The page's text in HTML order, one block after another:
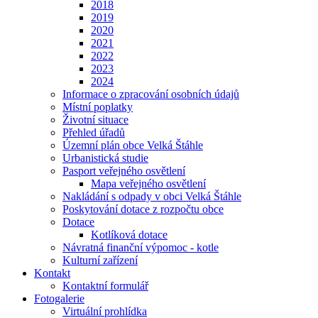
2018
2019
2020
2021
2022
2023
2024
Informace o zpracování osobních údajů
Místní poplatky
Životní situace
Přehled úřadů
Územní plán obce Velká Štáhle
Urbanistická studie
Pasport veřejného osvětlení
Mapa veřejného osvětlení
Nakládání s odpady v obci Velká Štáhle
Poskytování dotace z rozpočtu obce
Dotace
Kotlíková dotace
Návratná finanční výpomoc - kotle
Kulturní zařízení
Kontakt
Kontaktní formulář
Fotogalerie
Virtuální prohlídka